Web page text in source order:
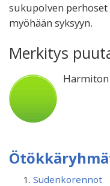
sukupolven
myöhään syksyyn.
Merkitys
Harmiton
Sudenkorennot